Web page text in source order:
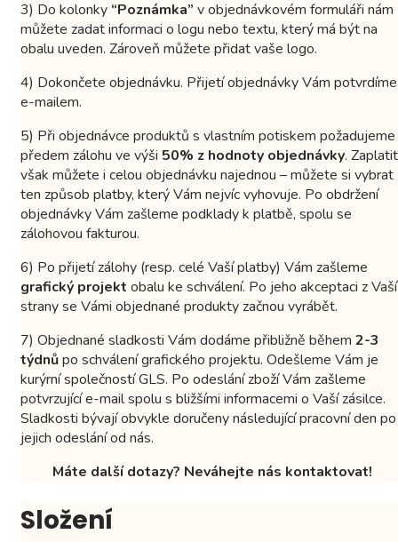
3) Do kolonky “Poznámka” v objednávkovém formuláři nám
můžete zadat informaci o logu nebo textu, který má být na
obalu uveden. Zároveň můžete přidat vaše logo.
4) Dokončete objednávku. Přijetí objednávky Vám potvrdíme
e-mailem.
5) Při objednávce produktů s vlastním potiskem požadujeme
předem zálohu ve výši 50% z hodnoty objednávky. Zaplatit
však můžete i celou objednávku najednou – můžete si vybrat
ten způsob platby, který Vám nejvíc vyhovuje. Po obdržení
objednávky Vám zašleme podklady k platbě, spolu se
zálohovou fakturou.
6) Po přijetí zálohy (resp. celé Vaší platby) Vám zašleme
grafický projekt obalu ke schválení. Po jeho akceptaci z Vaší
strany se Vámi objednané produkty začnou vyrábět.
7) Objednané sladkosti Vám dodáme přibližně během 2-3
týdnůpo schválení grafického projektu. Odešleme Vám je
kurýrní společností GLS. Po odeslání zboží Vám zašleme
potvrzující e-mail spolu s bližšími informacemi o Vaší zásilce.
Sladkosti bývají obvykle doručeny následující pracovní den po
jejich odeslání od nás.
Máte další dotazy? Neváhejte nás kontaktovat!
Složení